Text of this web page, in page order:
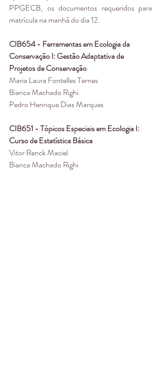
PPGECB, os documentos requeridos para
matrícula na manhã do dia 12.
CIB654 - Ferramentas em Ecologia da
Conservação I: Gestão Adaptativa de
Projetos de Conservação
Maria Laura Fontelles Ternes
Bianca Machado Righi
Pedro Henrique Dias Marques
CIB651 - Tópicos Especiais em Ecologia I:
Curso de Estatística Básica
Vitor Renck Maciel
Bianca Machado Righi